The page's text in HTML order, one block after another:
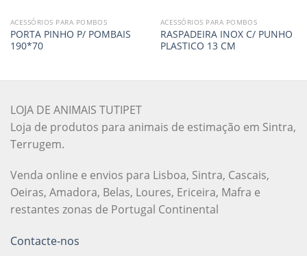
ACESSÓRIOS PARA POMBOS
PORTA PINHO P/ POMBAIS
190*70
ACESSÓRIOS PARA POMBOS
RASPADEIRA INOX C/ PUNHO
PLASTICO 13 CM
LOJA DE ANIMAIS TUTIPET
Loja de produtos para animais de estimação em Sintra,
Terrugem.
Venda online e envios para Lisboa, Sintra, Cascais,
Oeiras, Amadora, Belas, Loures, Ericeira, Mafra e
restantes zonas de Portugal Continental
Contacte-nos